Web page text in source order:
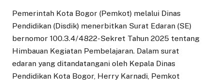
Pemerintah Kota Bogor (Pemkot) melalui Dinas
Pendidikan (Disdik) menerbitkan Surat Edaran (SE)
bernomor 100.3.4/4822-Sekret Tahun 2025 tentang
Himbauan Kegiatan Pembelajaran. Dalam surat
edaran yang ditandatangani oleh Kepala Dinas
Pendidikan Kota Bogor, Herry Karnadi, Pemkot